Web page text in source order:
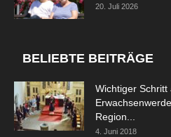
20. Juli 2026
BELIEBTE BEITRÄGE
Wichtiger Schritt
Region...
4. Juni 2018